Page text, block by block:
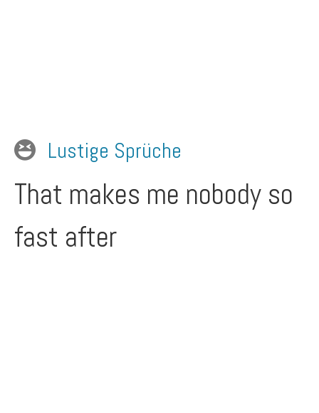
Lustige Sprüche
That makes me nobody so
fast after